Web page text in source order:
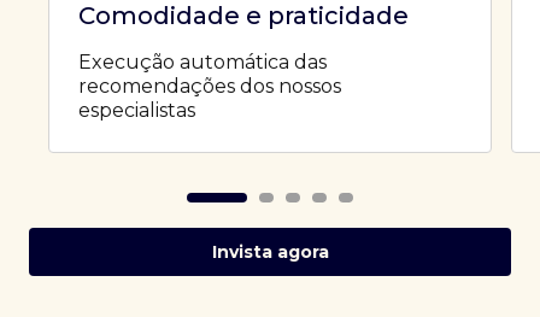
Comodidade e praticidade
Execução automática das
recomendações dos nossos
especialistas
Invista agora